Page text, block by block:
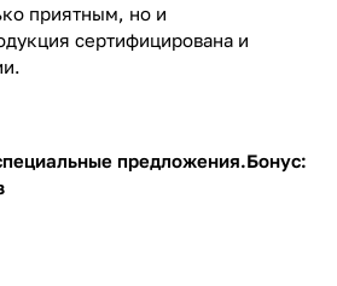
приятным, но и
сертифицирована и
предложения.Бонус: